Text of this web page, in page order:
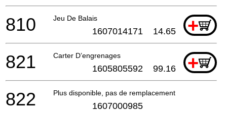
Jeu De Balais +
810 1607014171 14.65
Carter D’engrenages +
821 1605805592 99.16
Plus disponible, pas de remplacement
822 1607000985